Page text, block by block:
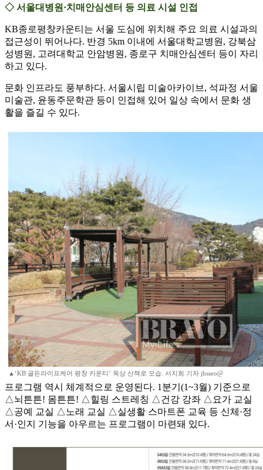
◇ 서울대병원·치매안심센터 등 의료 시설 인접
KB종로평창카운티는 서울 도심에 위치해 주요 의료 시설과의
접근성이 뛰어나다. 반경 5km 이내에 서울대학교병원, 강북삼
성병원, 고려대학교 안암병원, 종로구 치매안심센터 등이 자리
하고 있다.
문화 인프라도 풍부하다. 서울시립 미술아카이브, 석파정 서울
미술관, 윤동주문학관 등이 인접해 있어 일상 속에서 문화 생
활을 즐길 수 있다.
▲‘KB 골든라이프케어 평창 카운티’ 옥상 산책로 모습. 서지희 기자 jhsseo@
프로그램 역시 체계적으로 운영된다. 1분기(1~3월) 기준으로
△뇌튼튼! 몸튼튼! △힐링 스트레칭 △건강 강좌 △요가 교실
△공예 교실 △노래 교실 △실생활 스마트폰 교육 등 신체·정
서·인지 기능을 아우르는 프로그램이 마련돼 있다.